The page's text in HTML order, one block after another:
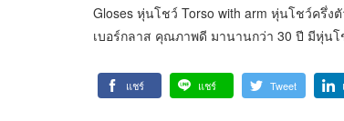
Gloses หุ่นโชว์ Torso with arm หุ่นโชว์ครึ่
เบอร์กลาส คุณภาพดี มานานกว่า 30 ปี มีหุ่นโ
แชร์ แชร์ Tweet